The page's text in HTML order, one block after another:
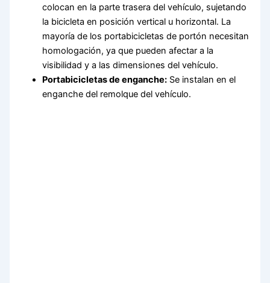
colocan en la parte trasera del vehículo, sujetando
la bicicleta en posición vertical u horizontal. La
mayoría de los portabicicletas de portón necesitan
homologación, ya que pueden afectar a la
visibilidad y a las dimensiones del vehículo.
Portabicicletas de enganche: Se instalan en el
enganche del remolque del vehículo.